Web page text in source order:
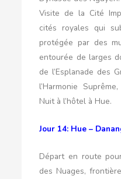
Visite de la Cité
cités royales qui
protégée par des
entourée de larges
de l’Esplanade des
l’Harmonie
Nuit à l’hôtel à Hue.
Jour 14: Hue –
Départ en route
des Nuages,